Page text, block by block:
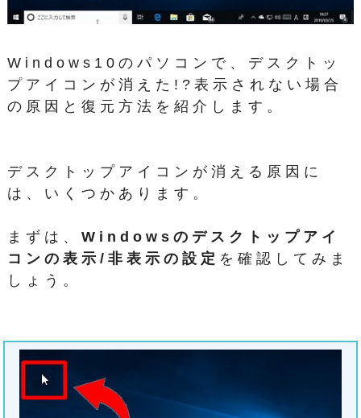
Windows10のパソコンで、デスクトッ
プアイコンが消えた!?表示されない場合
の原因と復元方法を紹介します。
デスクトップアイコンが消える原因に
は、いくつかあります。
まずは、Windowsのデスクトップアイ
コンの表示/非表示の設定 を確認してみま
しょう。